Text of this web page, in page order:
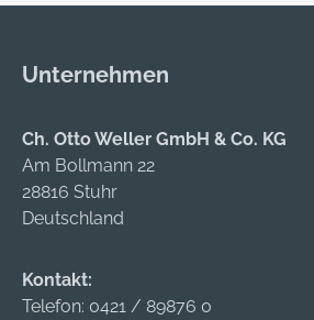
Unternehmen
Ch. Otto Weller GmbH & Co. KG
Am Bollmann 22
28816 Stuhr
Deutschland
Kontakt:
Telefon: 0421 / 89876 0